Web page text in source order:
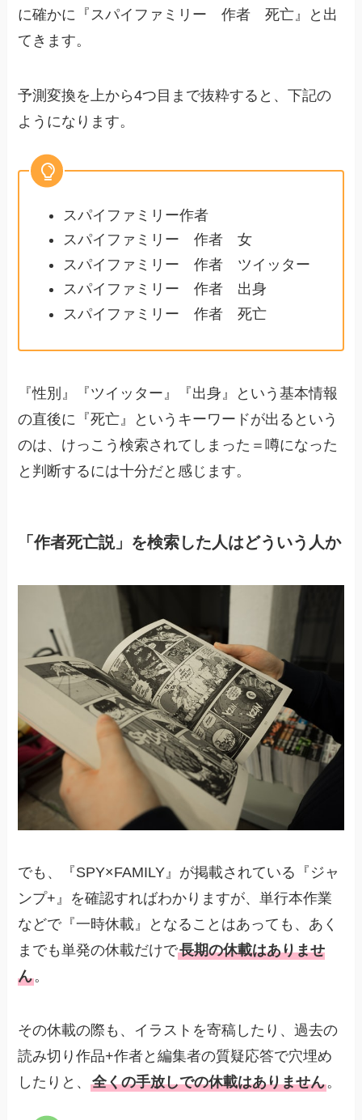
に確かに『スパイファミリー 作者 死亡』と出
てきます。
予測変換を上から4つ目まで抜粋すると、下記の
ようになります。
スパイファミリー作者
スパイファミリー 作者 女
スパイファミリー 作者 ツイッター
スパイファミリー 作者 出身
スパイファミリー 作者 死亡
『性別』『ツイッター』『出身』という基本情報
の直後に『死亡』というキーワードが出るという
のは、けっこう検索されてしまった＝噂になった
と判断するには十分だと感じます。
「作者死亡説」を検索した人はどういう人か
でも、『SPY×FAMILY』が掲載されている『ジャ
ンプ+』を確認すればわかりますが、単行本作業
などで『一時休載』となることはあっても、あく
までも単発の休載だけで長期の休載はありませ
ん。
その休載の際も、イラストを寄稿したり、過去の
読み切り作品+作者と編集者の質疑応答で穴埋め
したりと、全くの手放しでの休載はありません。